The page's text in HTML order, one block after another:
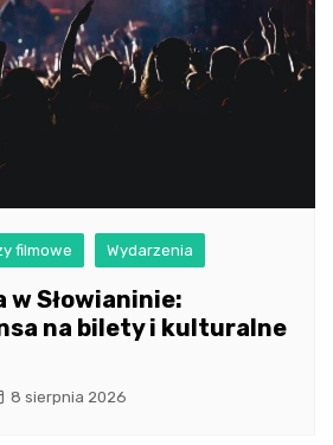
filmowe Wydarzenia
w Słowianinie:
na bilety i kulturalne
8 sierpnia 2026